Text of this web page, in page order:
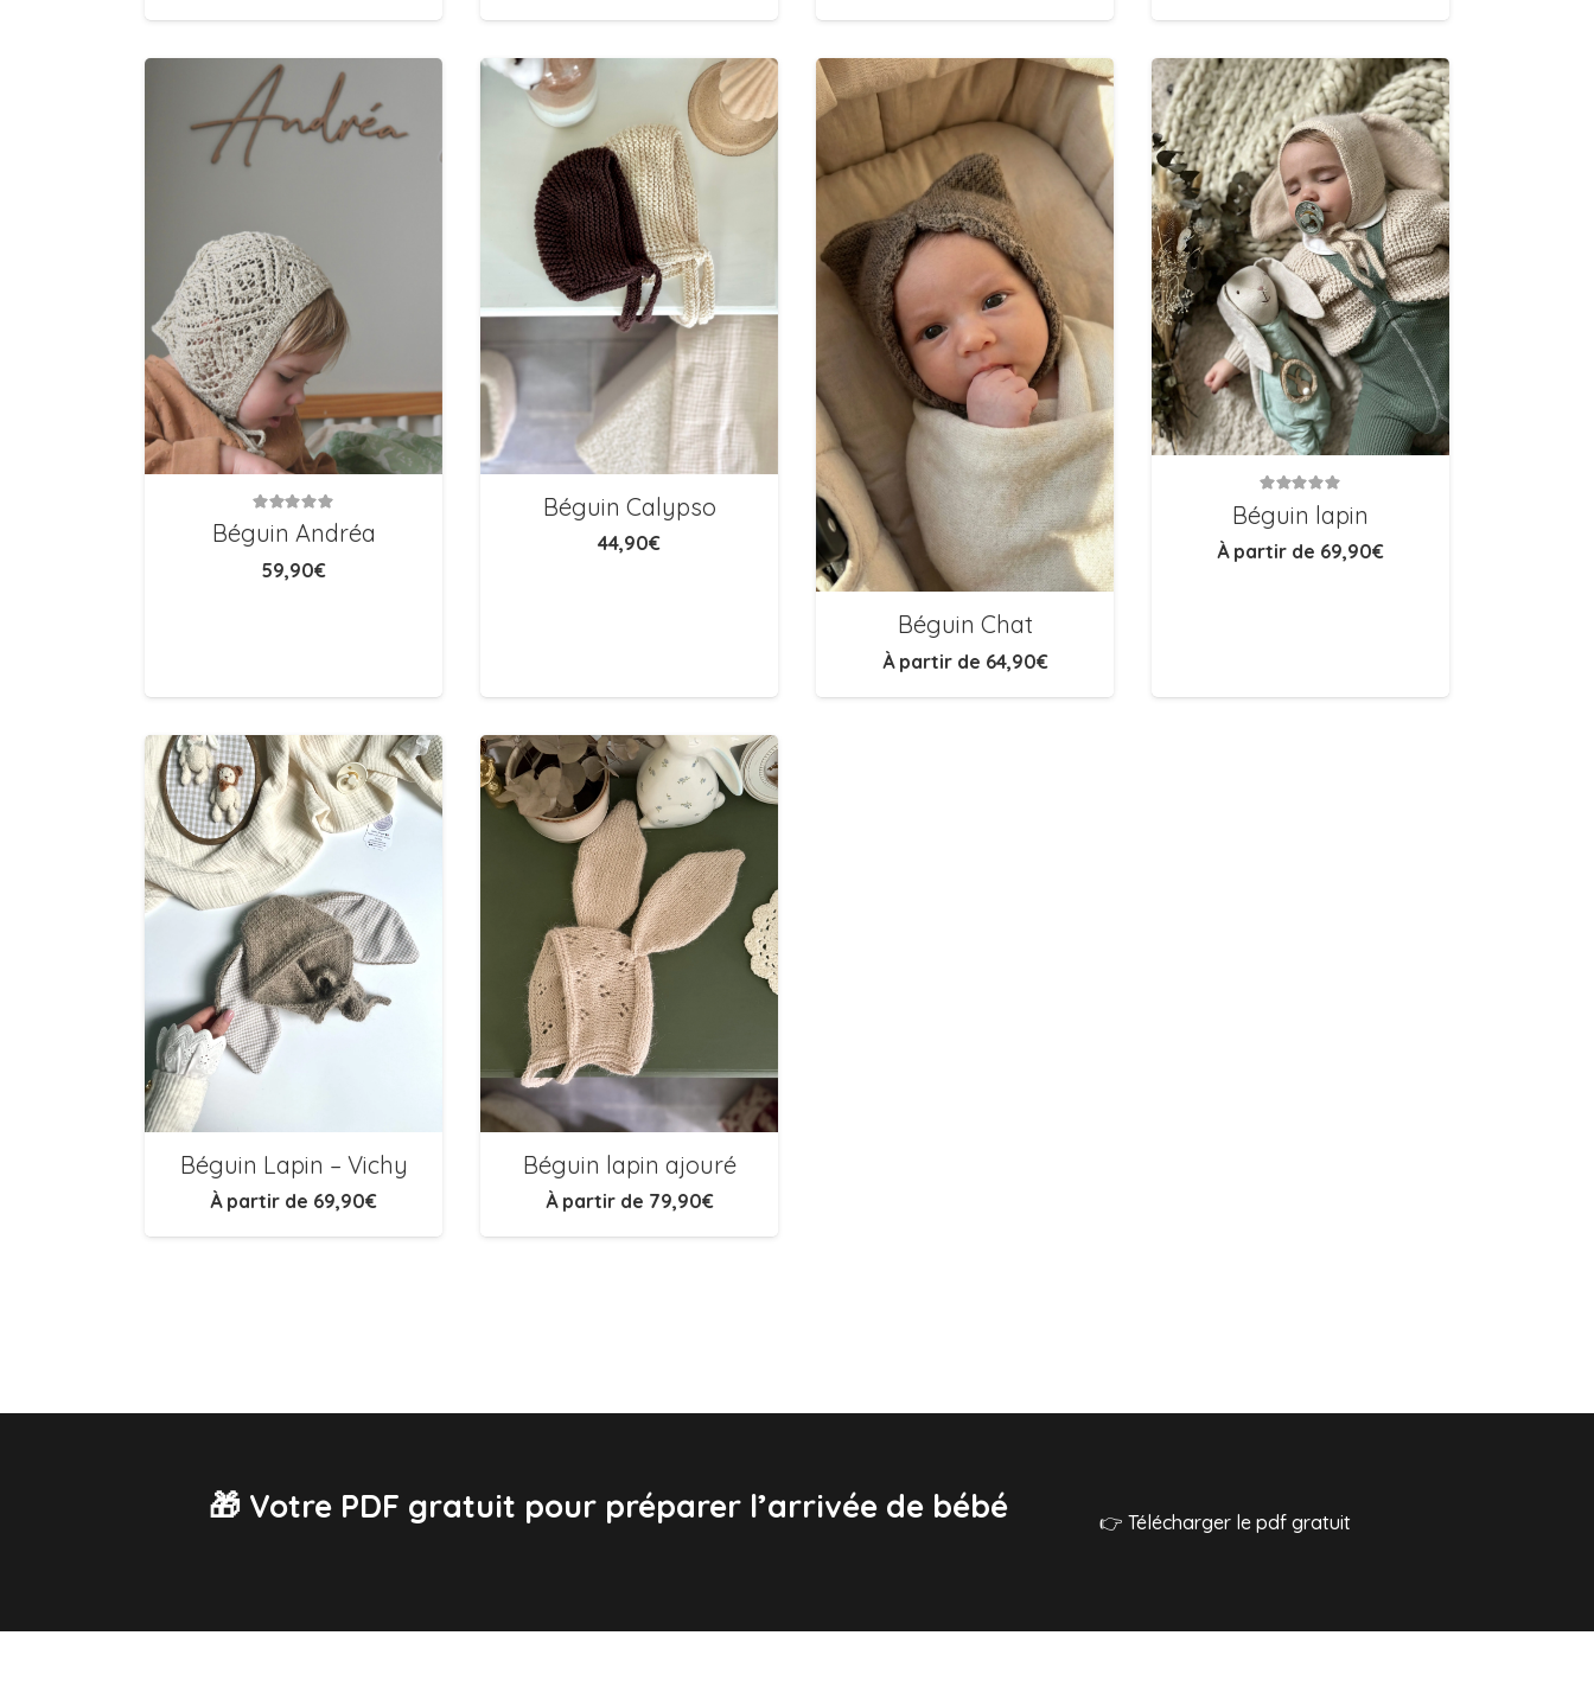
5.00
Béguin Andréa
59,90€
Béguin Calypso
44,90€
Béguin Chat
À partir de 64,90€
Béguin lapin
À partir de 69,90€
Béguin Lapin – Vichy
À partir de 69,90€
Béguin lapin ajouré
À partir de 79,90€
🎁 Votre PDF gratuit pour préparer l’arrivée de bébé 👉 Télécharger le pdf gratuit